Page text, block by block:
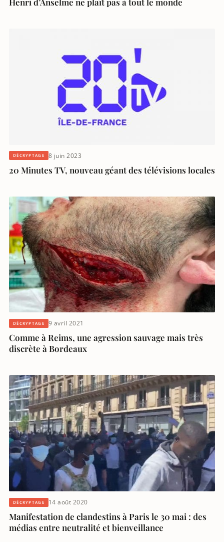
DÉCRYPTAGE 8 juin 2023
20 Minutes TV, nouveau géant des télévisions locales
DÉCRYPTAGE 9 avril 2021
Comme à Reims, une agression sauvage mais très
discrète à Bordeaux
DÉCRYPTAGE 14 août 2020
Manifestation de clandestins à Paris le 30 mai : des
médias entre neutralité et bienveillance